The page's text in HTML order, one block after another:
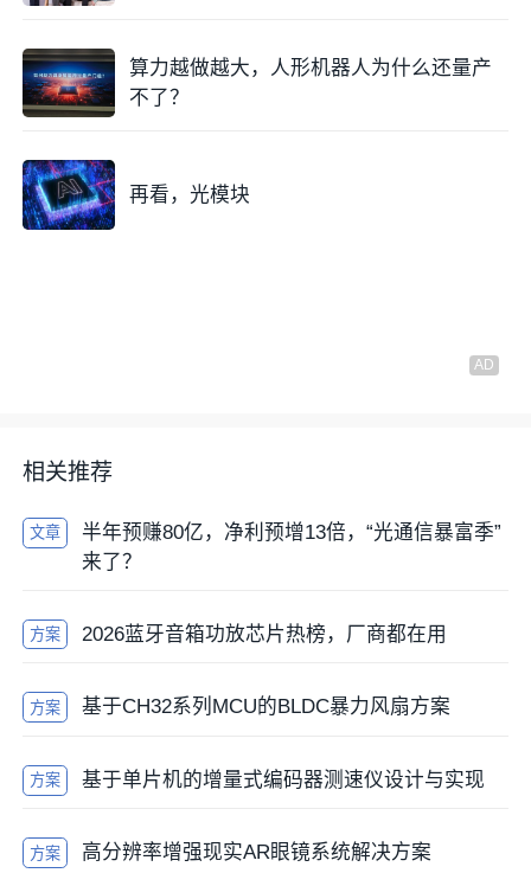
算力越做越大，人形机器人为什么还量产
不了？
再看，光模块
相关推荐
文章
半年预赚80亿，净利预增13倍，“光通信暴富季”
来了？
方案 2026蓝牙音箱功放芯片热榜，厂商都在用
方案 基于CH32系列MCU的BLDC暴力风扇方案
方案 基于单片机的增量式编码器测速仪设计与实现
方案 高分辨率增强现实AR眼镜系统解决方案